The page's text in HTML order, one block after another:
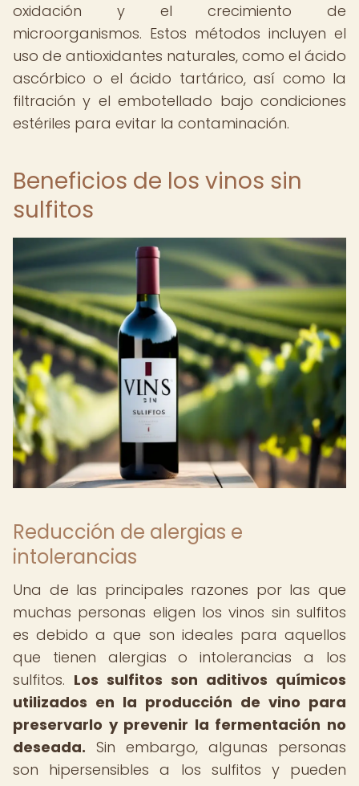
oxidación y el crecimiento de
microorganismos. Estos métodos incluyen el
uso de antioxidantes naturales, como el ácido
ascórbico o el ácido tartárico, así como la
filtración y el embotellado bajo condiciones
estériles para evitar la contaminación.
Beneficios de los vinos sin
sulfitos
Reducción de alergias e
intolerancias
Una de las principales razones por las que
muchas personas eligen los vinos sin sulfitos
es debido a que son ideales para aquellos
que tienen alergias o intolerancias a los
sulfitos. Los sulfitos son aditivos químicos
utilizados en la producción de vino para
preservarlo y prevenir la fermentación no
deseada. Sin embargo, algunas personas
son hipersensibles a los sulfitos y pueden